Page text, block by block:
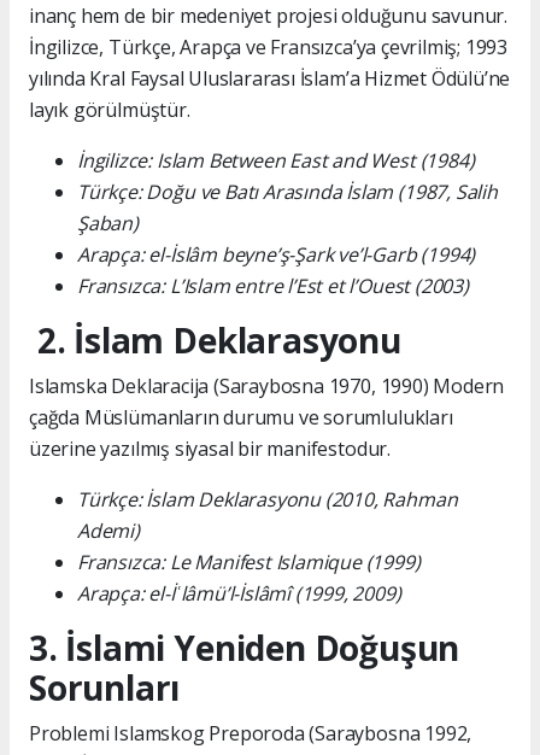
inanç hem de bir medeniyet projesi olduğunu savunur.
İngilizce, Türkçe, Arapça ve Fransızca’ya çevrilmiş; 1993
yılında Kral Faysal Uluslararası İslam’a Hizmet Ödülü’ne
layık görülmüştür.
İngilizce: Islam Between East and West (1984)
Türkçe: Doğu ve Batı Arasında İslam (1987, Salih
Şaban)
Arapça: el-İslâm beyne’ş-Şark ve’l-Garb (1994)
Fransızca: L’Islam entre l’Est et l’Ouest (2003)
2. İslam Deklarasyonu
Islamska Deklaracija (Saraybosna 1970, 1990) Modern
çağda Müslümanların durumu ve sorumlulukları
üzerine yazılmış siyasal bir manifestodur.
Türkçe: İslam Deklarasyonu (2010, Rahman
Ademi)
Fransızca: Le Manifest Islamique (1999)
Arapça: el-İʿlâmü’l-İslâmî (1999, 2009)
3. İslami Yeniden Doğuşun
Sorunları
Problemi Islamskog Preporoda (Saraybosna 1992,